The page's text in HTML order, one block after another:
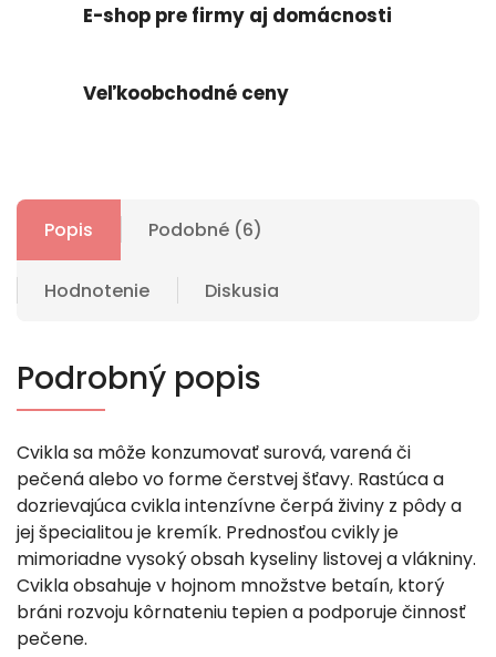
E-shop pre firmy aj domácnosti
Veľkoobchodné ceny
Popis Podobné (6)
Hodnotenie Diskusia
Podrobný popis
Cvikla sa môže konzumovať surová, varená či
pečená alebo vo forme čerstvej šťavy. Rastúca a
dozrievajúca cvikla intenzívne čerpá živiny z pôdy a
jej špecialitou je kremík. Prednosťou cvikly je
mimoriadne vysoký obsah kyseliny listovej a vlákniny.
Cvikla obsahuje v hojnom množstve betaín, ktorý
bráni rozvoju kôrnateniu tepien a podporuje činnosť
pečene.